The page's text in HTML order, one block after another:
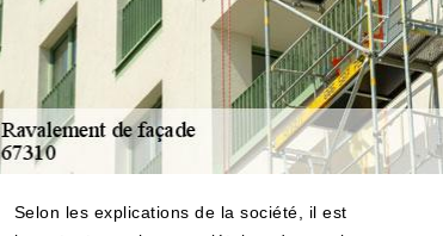
Selon les explications de la société, il est